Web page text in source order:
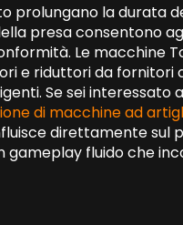
prolungano la durata
presa consentono
Le macchine
e riduttori da
Se sei interessato
di macchine ad
direttamente sul
fluido che